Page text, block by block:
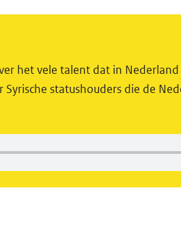
het vele talent dat in
statushouders die de